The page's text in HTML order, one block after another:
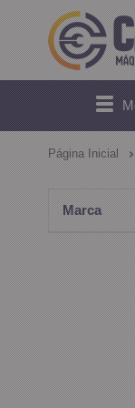
Página Inicial
Marca